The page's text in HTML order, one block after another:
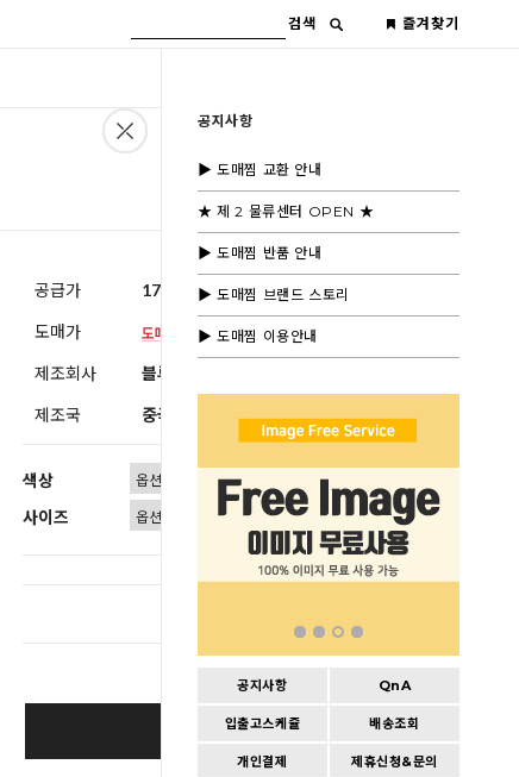
검색 즐겨찾기
공지사항
▶ 도매찜 교환 안내
★ 제 2 물류센터 OPEN ★
▶ 도매찜 반품 안내
▶ 도매찜 브랜드 스토리
▶ 도매찜 이용안내
공지사항 QnA
입출고스케쥴 배송조회
개인결제 제휴신청&문의
공급가 17,000원 (부가세별도)
도매가
제조회사 블루모드 제휴사
제조국 중국
색상
사이즈
BUY IT NOW